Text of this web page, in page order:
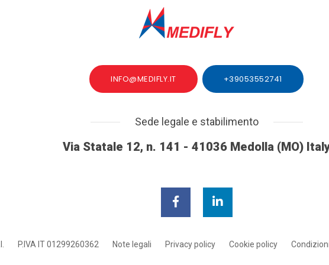
INFO@MEDIFLY.IT +39053552741
Sede legale e stabilimento
Via Statale 12, n. 141 - 41036 Medolla (MO)
P.IVA IT 01299260362 Note legali Privacy policy Cookie policy